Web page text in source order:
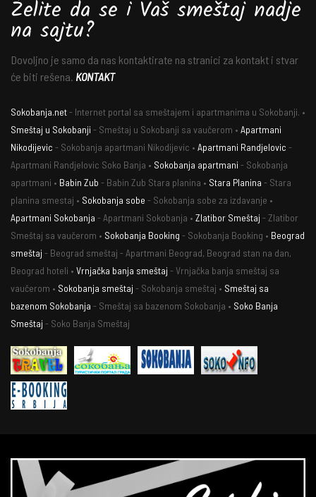
Želite da se i Vaš smeštaj nadje
na sajtu?
Dovoljno je samo da nas kontaktirate na stranici za kontakt i stvar
će biti rešena. KONTAKT
Sokobanja.net- Internet portal sa smeštajem i apartmanima u Sokobanji. •
Smeštaj u Sokobanji - Smeštaj u Sokobanji sa vaučerom • Apartmani
Nikodijevic - Sokobanja apartmani Nikodijevic • Apartmani Randjelovic -
Apartmani Randjelovic Soko Banja • Sokobanja apartmani - Sokobanja
apartmani • Babin Zub - Babin Zub Stara planina • Stara Planina - Stara
planina smestaj • Sokobanja sobe - Sokobanja sobe za izdavanje •
Apartmani Sokobanja - Apartmani Sokobanja • Zlatibor Smeštaj - Zlatibor
Smeštaj sa vaučerom • Sokobanja Booking - Sokobanja Booking • Beograd
smeštaj - Beograd smeštaj - Apartmani Beograd, Beograd stan na dan,
Beograd hoteli • Vrnjačka banja smeštaj - Vrnjačka banja smeštaj sa
vaučerom • Sokobanja smeštaj - Sokobanja smeštaj • Smeštaj sa
bazenom Sokobanja - Smeštaj sa bazenom Sokobanja • Soko Banja
Smeštaj - Soko Banja Smeštaj